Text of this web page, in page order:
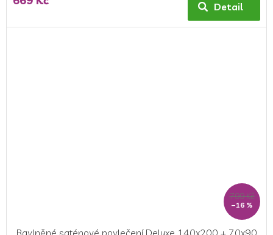
Detail
799 Kč
–16 %
Bavlněné saténové povlečení Deluxe 140x200 + 70x90